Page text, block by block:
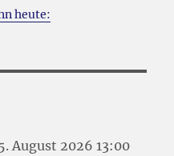
heute:
August 2026 13:00